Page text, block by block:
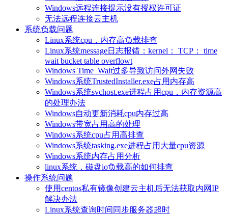
Windows远程连接提示没有授权许可证
无法远程连接云主机
系统负载问题
Linux系统cpu，内存高负载排查
Linux系统message日志报错：kernel： TCP： time
wait bucket table overflowt
Windows Time_Wait过多导致访问外网失败
Windows系统TrustedInstaller.exe占用内存高
Windows系统svchost.exe进程占用cpu，内存资源高
的处理办法
Windows自动更新消耗cpu内存过高
Windows带宽占用高的处理
Windows系统cpu占用高排查
Windows系统tasking.exe进程占用大量cpu资源
Windows系统内存占用分析
linux系统，磁盘io负载高的如何排查
操作系统问题
使用centos私有镜像创建云主机后无法获取内网IP
解决办法
Linux系统查询时间同步服务器超时